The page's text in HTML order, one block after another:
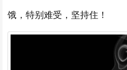
饿，特别难受，坚持住！